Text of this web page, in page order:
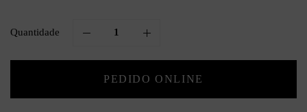
Quantidade
PEDIDO ONLINE